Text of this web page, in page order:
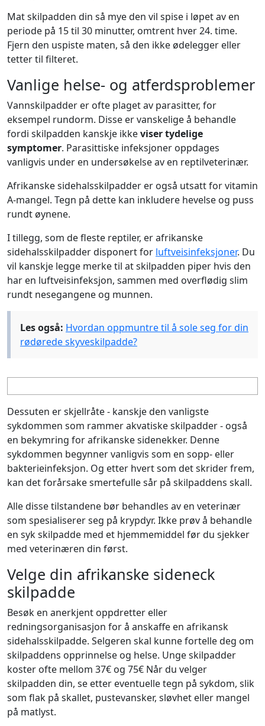
Mat skilpadden din så mye den vil spise i løpet av en
periode på 15 til 30 minutter, omtrent hver 24. time.
Fjern den uspiste maten, så den ikke ødelegger eller
tetter til filteret.
Vanlige helse- og atferdsproblemer
Vannskilpadder er ofte plaget av parasitter, for
eksempel rundorm. Disse er vanskelige å behandle
fordi skilpadden kanskje ikkeviser tydelige
symptomer. Parasittiske infeksjoner oppdages
vanligvis under en undersøkelse av en reptilveterinær.
Afrikanske sidehalsskilpadder er også utsatt for vitamin
A-mangel. Tegn på dette kan inkludere hevelse og puss
rundt øynene.
I tillegg, som de fleste reptiler, er afrikanske
sidehalsskilpadder disponert for luftveisinfeksjoner. Du
vil kanskje legge merke til at skilpadden piper hvis den
har en luftveisinfeksjon, sammen med overflødig slim
rundt nesegangene og munnen.
Les også: Hvordan oppmuntre til å sole seg for din
rødørede skyveskilpadde?
Dessuten er skjellråte - kanskje den vanligste
sykdommen som rammer akvatiske skilpadder - også
en bekymring for afrikanske sidenekker. Denne
sykdommen begynner vanligvis som en sopp- eller
bakterieinfeksjon. Og etter hvert som det skrider frem,
kan det forårsake smertefulle sår på skilpaddens skall.
Alle disse tilstandene bør behandles av en veterinær
som spesialiserer seg på krypdyr. Ikke prøv å behandle
en syk skilpadde med et hjemmemiddel før du sjekker
med veterinæren din først.
Velge din afrikanske sideneck
skilpadde
Besøk en anerkjent oppdretter eller
redningsorganisasjon for å anskaffe en afrikansk
sidehalsskilpadde. Selgeren skal kunne fortelle deg om
skilpaddens opprinnelse og helse. Unge skilpadder
koster ofte mellom 37€ og 75€ Når du velger
skilpadden din, se etter eventuelle tegn på sykdom, slik
som flak på skallet, pustevansker, sløvhet eller mangel
på matlyst.